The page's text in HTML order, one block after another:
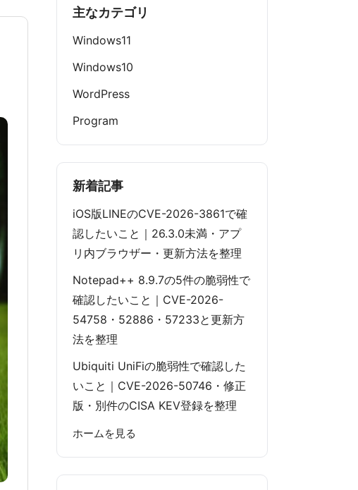
主なカテゴリ
Windows11
Windows10
WordPress
Program
新着記事
iOS版LINEのCVE-2026-3861で確
認したいこと｜26.3.0未満・アプ
リ内ブラウザー・更新方法を整理
Notepad++ 8.9.7の5件の脆弱性で
確認したいこと｜CVE-2026-
54758・52886・57233と更新方
法を整理
Ubiquiti UniFiの脆弱性で確認した
いこと｜CVE-2026-50746・修正
版・別件のCISA KEV登録を整理
ホームを見る